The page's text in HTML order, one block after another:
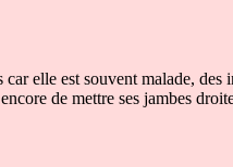
elle est souvent malade, des
de mettre ses jambes